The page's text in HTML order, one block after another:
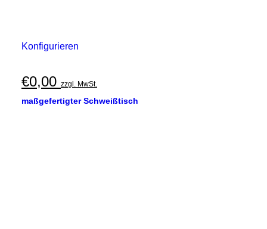
Konfigurieren
€0,00 zzgl. MwSt.
maßgefertigter Schweißtisch